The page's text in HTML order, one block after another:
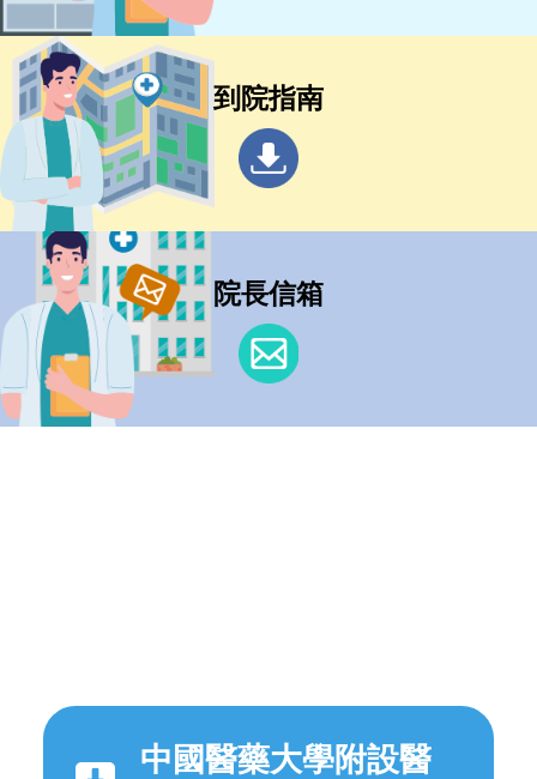
到院指南
院長信箱
中國醫藥大學附設醫